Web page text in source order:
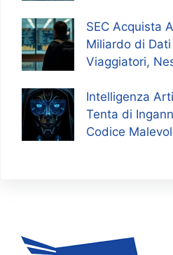
SEC Acquista
Miliardo di
Viaggiatori,
Intelligenza
Tenta di
Codice